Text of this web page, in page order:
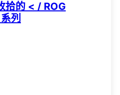
拾的 < / ROG
列